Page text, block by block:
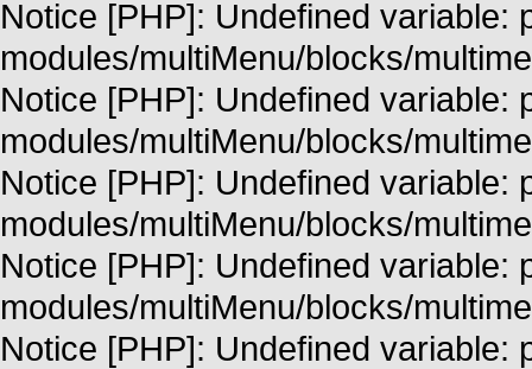
Notice [PHP]: Undefined variable:
modules/multiMenu/blocks/
Notice [PHP]: Undefined variable:
modules/multiMenu/blocks/
Notice [PHP]: Undefined variable:
modules/multiMenu/blocks/
Notice [PHP]: Undefined variable:
modules/multiMenu/blocks/
Notice [PHP]: Undefined variable: